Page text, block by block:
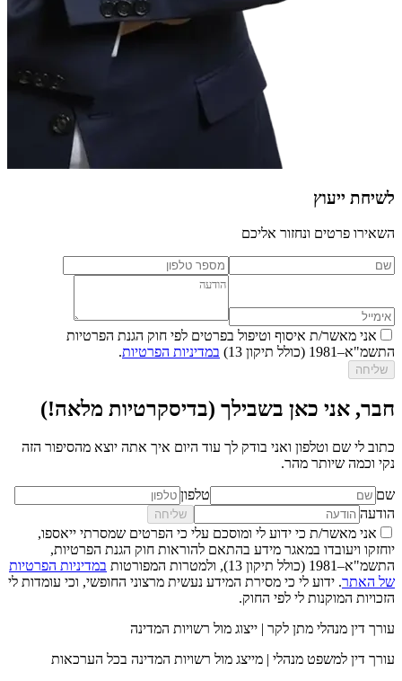
לשיחת ייעוץ
השאירו פרטים ונחזור אליכם
אני מאשר/ת איסוף וטיפול בפרטים לפי חוק הגנת הפרטיות
התשמ"א–1981 (כולל תיקון 13)
במדיניות הפרטיות.
שליחה
חבר, אני כאן בשבילך (בדיסקרטיות מלאה!)
כתוב לי שם וטלפון ואני בודק לך עוד היום איך אתה יוצא מהסיפור הזה
נקי וכמה שיותר מהר.
שם
טלפון
הודעה
שליחה
אני מאשר/ת כי ידוע לי ומוסכם עלי כי הפרטים שמסרתי ייאספו,
יוחזקו ויעובדו במאגר מידע בהתאם להוראות חוק הגנת הפרטיות,
התשמ"א–1981 (כולל תיקון 13), ולמטרות המפורטות
במדיניות הפרטיות
של האתר. ידוע לי כי מסירת המידע נעשית מרצוני החופשי, וכי עומדות לי
הזכויות המוקנות לי לפי החוק.
עורך דין מנהלי מתן לקר | ייצוג מול רשויות המדינה
עורך דין למשפט מנהלי | מייצג מול רשויות המדינה בכל הערכאות